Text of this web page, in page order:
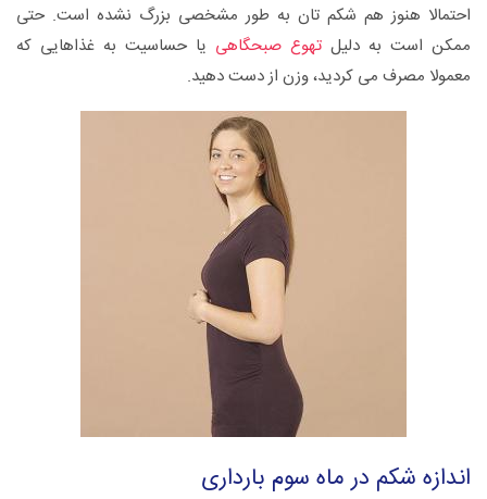
احتمالا هنوز هم شکم تان به طور مشخصی بزرگ نشده است. حتی
ممکن است به دلیل تهوع صبحگاهی یا حساسیت به غذاهایی که
معمولا مصرف می کردید، وزن از دست دهید.
اندازه شکم در ماه سوم بارداری